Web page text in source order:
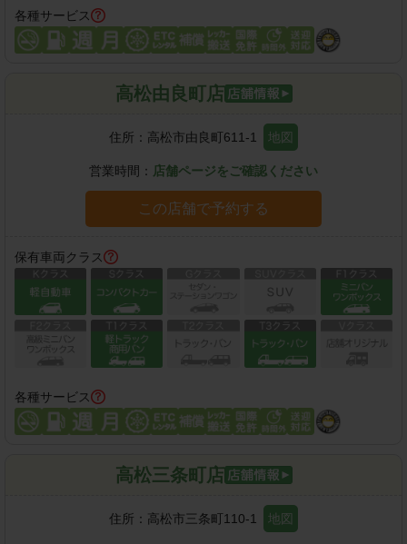
各種サービス
高松由良町店
住所： 高松市由良町611-1 地図
営業時間： 店舗ページをご確認ください
この店舗で予約する
保有車両クラス
各種サービス
高松三条町店
住所： 高松市三条町110-1 地図